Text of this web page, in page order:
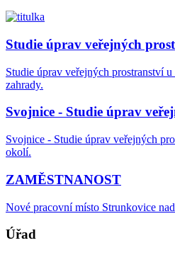
Studie úprav veřejných
Studie úprav veřejných prostranství
zahrady.
Svojnice - Studie úprav
Svojnice - Studie úprav veřejných
okolí.
ZAMĚSTNANOST
Nové pracovní místo Strunkovice
Úřad